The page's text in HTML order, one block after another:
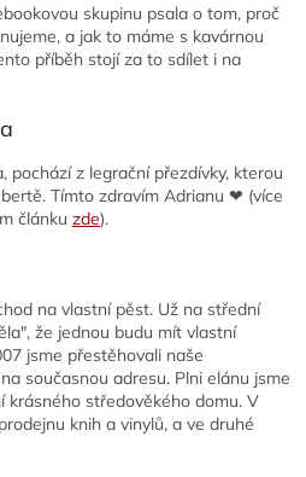
skupinu psala o tom, proč
a jak to máme s kavárnou
příběh stojí za to sdílet i na
pochází z legrační přezdívky, kterou
Tímto zdravím Adrianu ❤ (více
článku zde).
na vlastní pěst. Už na střední
že jednou budu mít vlastní
jsme přestěhovali naše
současnou adresu. Plni elánu jsme
krásného středověkého domu. V
knih a vinylů, a ve druhé